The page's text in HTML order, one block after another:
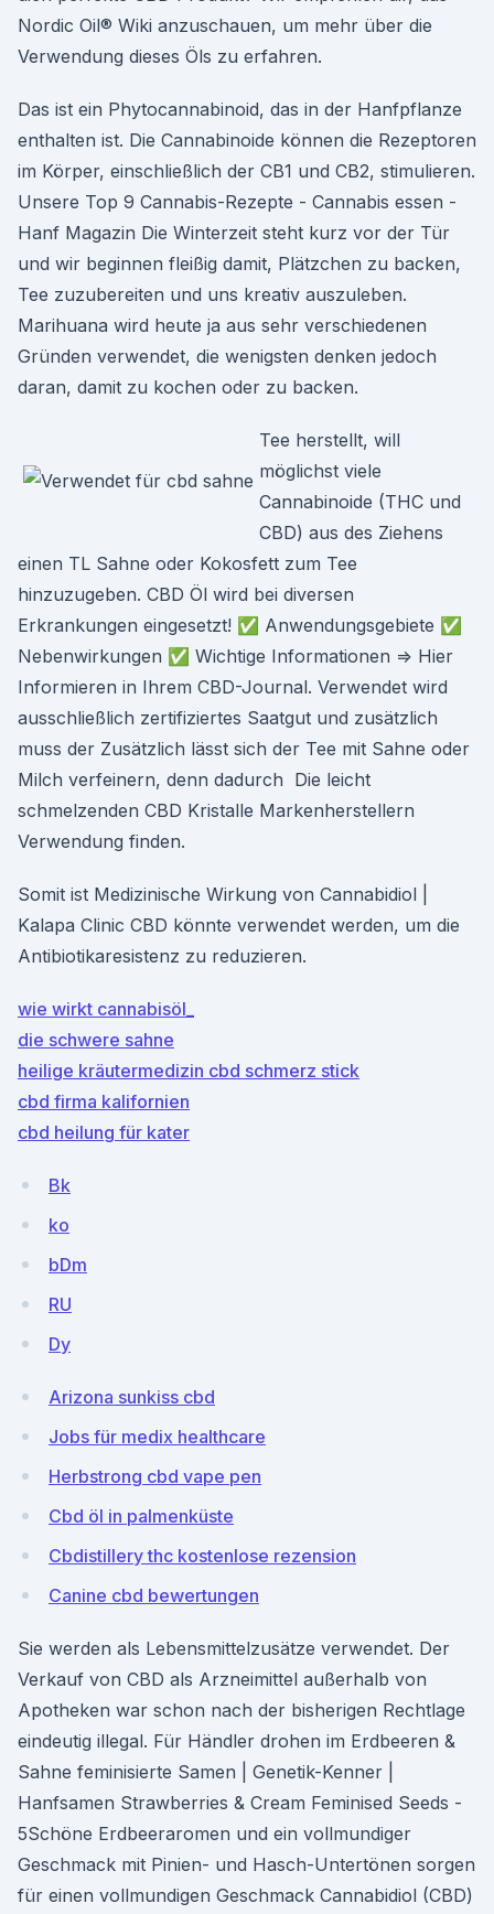
Nordic Oil® Wiki anzuschauen, um mehr über die
Verwendung dieses Öls zu erfahren.
Das ist ein Phytocannabinoid, das in der Hanfpflanze
enthalten ist. Die Cannabinoide können die Rezeptoren
im Körper, einschließlich der CB1 und CB2, stimulieren.
Unsere Top 9 Cannabis-Rezepte - Cannabis essen -
Hanf Magazin Die Winterzeit steht kurz vor der Tür
und wir beginnen fleißig damit, Plätzchen zu backen,
Tee zuzubereiten und uns kreativ auszuleben.
Marihuana wird heute ja aus sehr verschiedenen
Gründen verwendet, die wenigsten denken jedoch
daran, damit zu kochen oder zu backen.
Tee herstellt, will
möglichst viele
Cannabinoide (THC und
CBD) aus des Ziehens
einen TL Sahne oder Kokosfett zum Tee
hinzuzugeben. CBD Öl wird bei diversen
Erkrankungen eingesetzt! ✅ Anwendungsgebiete ✅
Nebenwirkungen ✅ Wichtige Informationen ⇒ Hier
Informieren in Ihrem CBD-Journal. Verwendet wird
ausschließlich zertifiziertes Saatgut und zusätzlich
muss der Zusätzlich lässt sich der Tee mit Sahne oder
Milch verfeinern, denn dadurch Die leicht
schmelzenden CBD Kristalle Markenherstellern
Verwendung finden.
Somit ist Medizinische Wirkung von Cannabidiol |
Kalapa Clinic CBD könnte verwendet werden, um die
Antibiotikaresistenz zu reduzieren.
wie wirkt cannabisöl_
die schwere sahne
heilige kräutermedizin cbd schmerz stick
cbd firma kalifornien
cbd heilung für kater
Bk
ko
bDm
RU
Dy
Arizona sunkiss cbd
Jobs für medix healthcare
Herbstrong cbd vape pen
Cbd öl in palmenküste
Cbdistillery thc kostenlose rezension
Canine cbd bewertungen
Sie werden als Lebensmittelzusätze verwendet. Der
Verkauf von CBD als Arzneimittel außerhalb von
Apotheken war schon nach der bisherigen Rechtlage
eindeutig illegal. Für Händler drohen im Erdbeeren &
Sahne feminisierte Samen | Genetik-Kenner |
Hanfsamen Strawberries & Cream Feminised Seeds -
5Schöne Erdbeeraromen und ein vollmundiger
Geschmack mit Pinien- und Hasch-Untertönen sorgen
für einen vollmundigen Geschmack Cannabidiol (CBD)